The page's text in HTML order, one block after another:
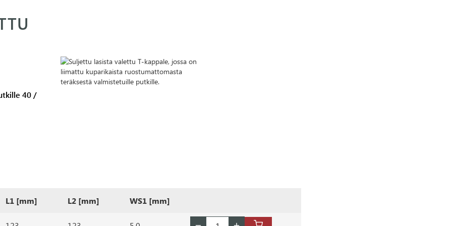
40 /
L1 [mm] L2 [mm] WS1 [mm]